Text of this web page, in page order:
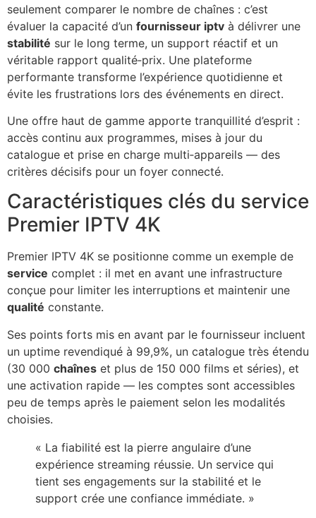
seulement comparer le nombre de chaînes : c’est
évaluer la capacité d’un fournisseur iptv à délivrer une
stabilité sur le long terme, un support réactif et un
véritable rapport qualité‑prix. Une plateforme
performante transforme l’expérience quotidienne et
évite les frustrations lors des événements en direct.
Une offre haut de gamme apporte tranquillité d’esprit :
accès continu aux programmes, mises à jour du
catalogue et prise en charge multi‑appareils — des
critères décisifs pour un foyer connecté.
Caractéristiques clés du service
Premier IPTV 4K
Premier IPTV 4K se positionne comme un exemple de
service complet : il met en avant une infrastructure
conçue pour limiter les interruptions et maintenir une
qualité constante.
Ses points forts mis en avant par le fournisseur incluent
un uptime revendiqué à 99,9%, un catalogue très étendu
(30 000 chaînes et plus de 150 000 films et séries), et
une activation rapide — les comptes sont accessibles
peu de temps après le paiement selon les modalités
choisies.
« La fiabilité est la pierre angulaire d’une
expérience streaming réussie. Un service qui
tient ses engagements sur la stabilité et le
support crée une confiance immédiate. »